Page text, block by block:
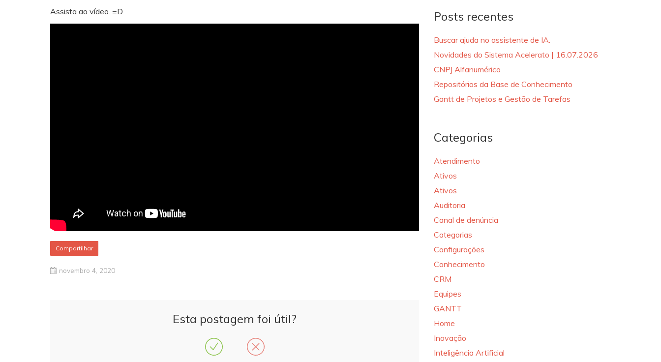
Assista ao vídeo. =D
Compartilhar
novembro 4, 2020
Esta postagem foi útil?
Posts recentes
Buscar ajuda no assistente de IA.
Novidades do Sistema Acelerato | 16.07.2026
CNPJ Alfanumérico
Repositórios da Base de Conhecimento
Gantt de Projetos e Gestão de Tarefas
Categorias
Atendimento
Ativos
Ativos
Auditoria
Canal de denúncia
Categorias
Configurações
Conhecimento
CRM
Equipes
GANTT
Home
Inovação
Inteligência Artificial